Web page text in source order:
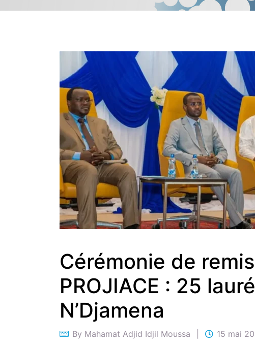
Cérémonie de
PROJIACE : 25
N’Djamena
By Mahamat Adjid Idjil Moussa 15 mai